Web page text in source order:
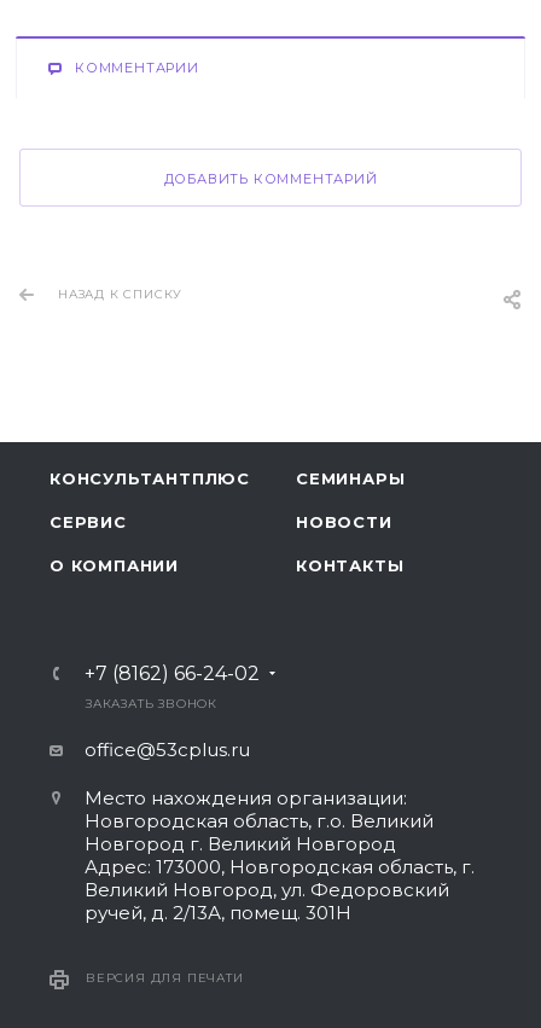
КОММЕНТАРИИ
ДОБАВИТЬ КОММЕНТАРИЙ
НАЗАД К СПИСКУ
КОНСУЛЬТАНТПЛЮС СЕМИНАРЫ
СЕРВИС НОВОСТИ
О КОМПАНИИ КОНТАКТЫ
+7 (8162) 66-24-02
ЗАКАЗАТЬ ЗВОНОК
office@53cplus.ru
Место нахождения организации:
Новгородская область, г.о. Великий
Новгород г. Великий Новгород
Адрес: 173000, Новгородская область, г.
Великий Новгород, ул. Федоровский
ручей, д. 2/13А, помещ. 301Н
ВЕРСИЯ ДЛЯ ПЕЧАТИ